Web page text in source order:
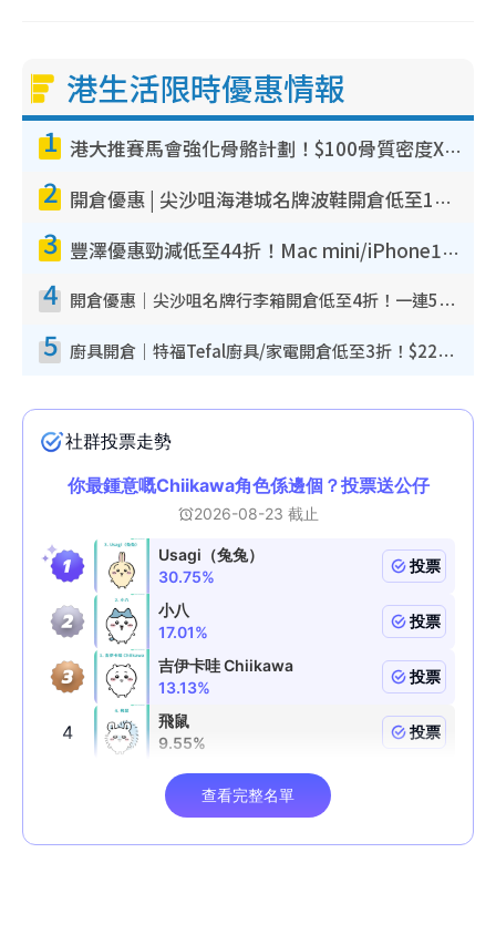
港生活限時優惠情報
1 港大推賽馬會強化骨骼計劃！$100骨質密度X光檢查 完成免費運動訓練送超市禮券！附參加資格
2 開倉優惠 | 尖沙咀海港城名牌波鞋開倉低至1折！On鞋$899起／Joy&Peace鞋履$98起
3 豐澤優惠勁減低至44折！Mac mini/iPhone17Pro大減價！廚房家電$220起
4 開倉優惠｜尖沙咀名牌行李箱開倉低至4折！一連5日 American Tourister/ace./Hallmark $200起！
5 廚具開倉｜特福Tefal廚具/家電開倉低至3折！$220起買平底鍋/炒鑊/湯煲！電飯煲/吸塵機/燙斗$418起